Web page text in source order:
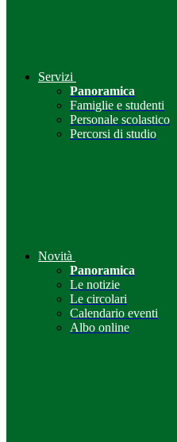
Servizi
Panoramica
Famiglie e studenti
Personale scolastico
Percorsi di studio
Novità
Panoramica
Le notizie
Le circolari
Calendario eventi
Albo online